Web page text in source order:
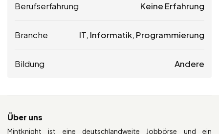
Berufserfahrung Keine Erfahrung
Branche IT, Informatik, Programmierung
Bildung Andere
Über uns
Mintknight ist eine deutschlandweite Jobbörse und ein